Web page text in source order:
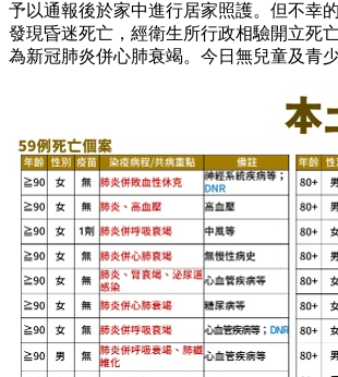
予以通報後於家中進行居家照護。但不幸
發現昏迷死亡，經衛生所行政相驗開立死
為新冠肺炎併心肺衰竭。今日無兒童及青